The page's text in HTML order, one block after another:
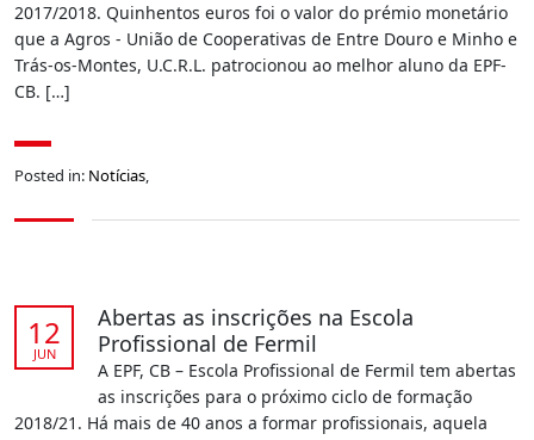
2017/2018. Quinhentos euros foi o valor do prémio monetário
que a Agros - União de Cooperativas de Entre Douro e Minho e
Trás-os-Montes, U.C.R.L. patrocionou ao melhor aluno da EPF-
CB. […]
Posted in: Notícias,
12
JUN
Abertas as inscrições na Escola
Profissional de Fermil
A EPF, CB – Escola Profissional de Fermil tem abertas
as inscrições para o próximo ciclo de formação
2018/21. Há mais de 40 anos a formar profissionais, aquela